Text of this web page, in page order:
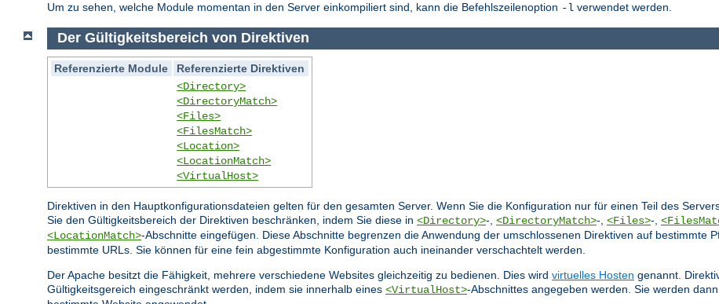
Um zu sehen, welche Module momentan in den Server einkompiliert sind, kann die Befehlszeilenoption -l verwendet werden.
Der Gültigkeitsbereich von Direktiven
Referenzierte Module
Referenzierte Direktiven
<Directory>
<DirectoryMatch>
<Files>
<FilesMatch>
<Location>
<LocationMatch>
<VirtualHost>
Direktiven in den Hauptkonfigurationsdateien gelten für den gesamten Server. Wenn Sie die Konfiguration nur für einen Teil des
Sie den Gültigkeitsbereich der Direktiven beschränken, indem Sie diese in <Directory>-, <DirectoryMatch>-, <Files>-,
<LocationMatch>-Abschnitte eingefügen. Diese Abschnitte begrenzen die Anwendung der umschlossenen Direktiven auf bestimmte
bestimmte URLs. Sie können für eine fein abgestimmte Konfiguration auch ineinander verschachtelt werden.
Der Apache besitzt die Fähigkeit, mehrere verschiedene Websites gleichzeitig zu bedienen. Dies wird virtuelles Hosten genannt.
Gültigkeitsgereich eingeschränkt werden, indem sie innerhalb eines <VirtualHost>-Abschnittes angegeben werden. Sie werden